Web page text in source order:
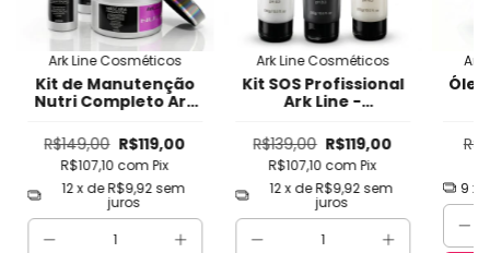
Ark Line Cosméticos
Kit de Manutenção
Nutri Completo Ark
de Progressiva com
Protetor Térmico,
Prolonga Efeito,
Controla Frizz e
Brilho (Uso Diário)
R$149,00 R$119,00
R$107,10 com Pix
12 x deR$9,92 sem
juros
Ark Line Cosméticos
Kit SOS Profissional
Ark Line -
Emergência para
Cabelos
Danificados,
Quebrados,
Agredidos e Fracos -
Fortalecimento
Rápido em 1-2-3 Apli
R$139,00 R$119,00
R$107,10 com Pix
12 x deR$9,92 sem
juros
Ark
9 x